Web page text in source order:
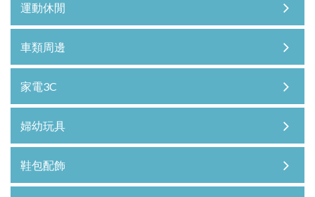
運動休閒
車類周邊
家電3C
婦幼玩具
鞋包配飾